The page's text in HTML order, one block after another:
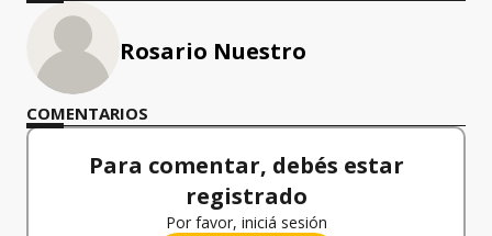
Rosario Nuestro
COMENTARIOS
Para comentar, debés estar
registrado
Por favor, iniciá sesión